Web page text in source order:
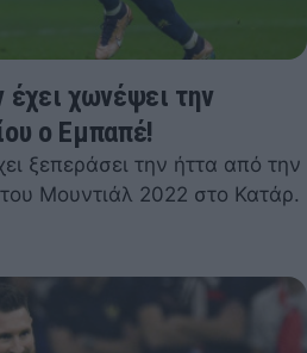
χωνέψει την
ο Εμπαπέ!
ξεπεράσει την ήττα από την
Μουντιάλ 2022 στο Κατάρ.